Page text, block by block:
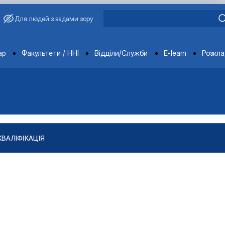
Для людей з вадами зору
Факультети / ННІ Відділи/Служби E-learn